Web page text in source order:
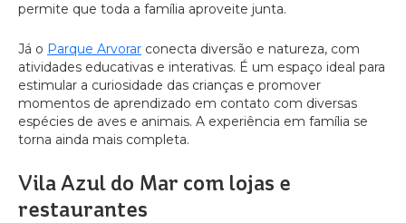
permite que toda a família aproveite junta.
Já o Parque Arvorar conecta diversão e natureza, com
atividades educativas e interativas. É um espaço ideal para
estimular a curiosidade das crianças e promover
momentos de aprendizado em contato com diversas
espécies de aves e animais. A experiência em família se
torna ainda mais completa.
Vila Azul do Mar com lojas e
restaurantes